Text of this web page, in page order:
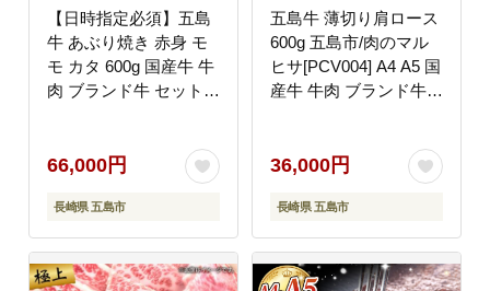
【日時指定必須】五島
牛 あぶり焼き 赤身 モ
モ カタ 600g 国産牛 牛
肉 ブランド牛 セット
66,000円
長崎県 五島市
五島牛 薄切り肩ロース
600g 五島市/肉のマル
ヒサ[PCV004] A4 A5 国
産牛 牛肉 ブランド牛
36,000円
長崎県 五島市